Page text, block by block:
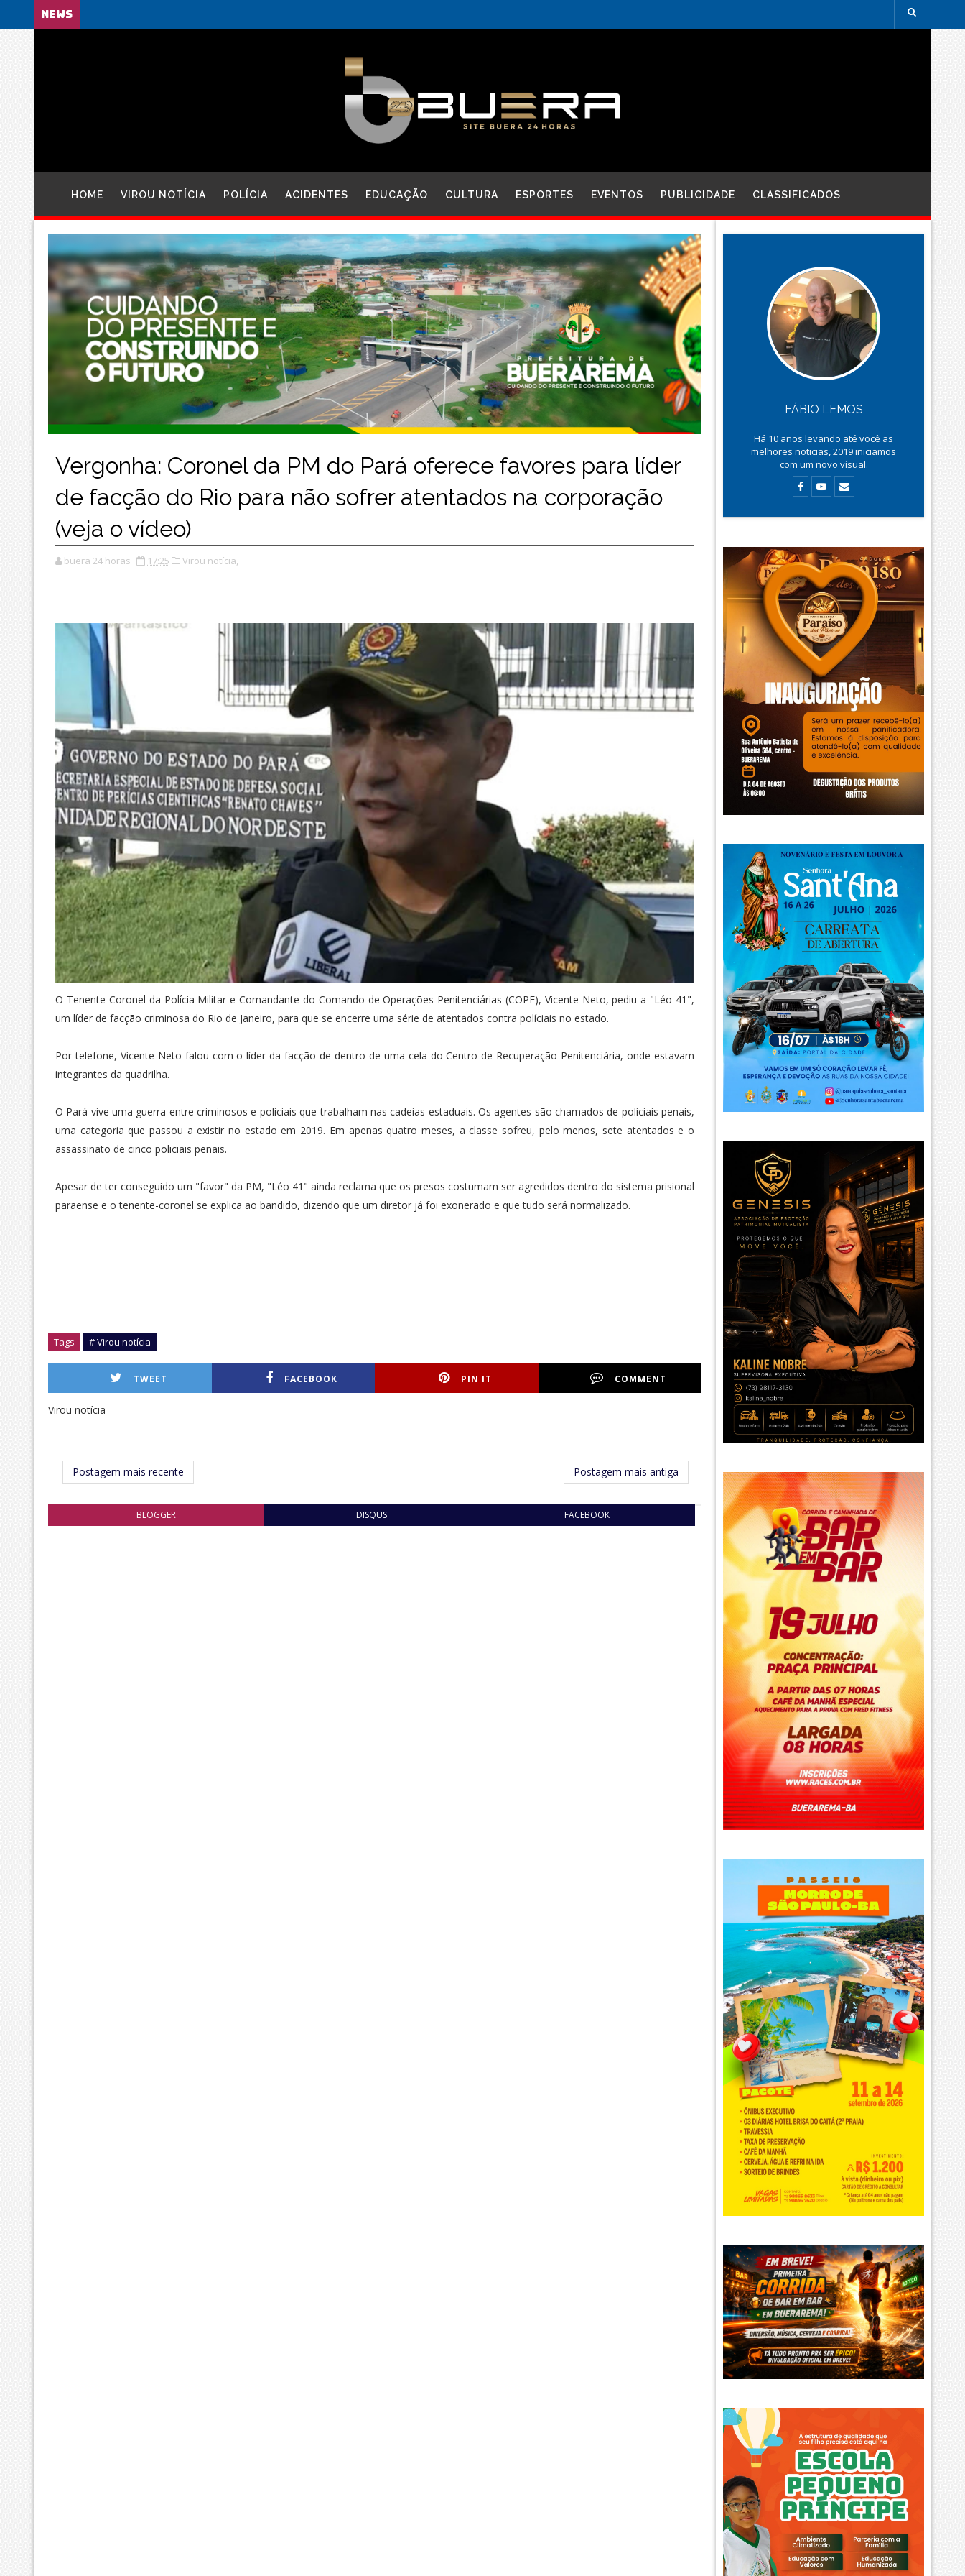
NEWS
HOME VIROU NOTÍCIA POLÍCIA ACIDENTES EDUCAÇÃO CULTURA ESPORTES EVENTOS PUBLICIDADE CLASSIFICADOS
Vergonha: Coronel da PM do Pará oferece favores para líder
de facção do Rio para não sofrer atentados na corporação
(veja o vídeo)
buera 24 horas 17:25 Virou notícia,
O Tenente-Coronel da Polícia Militar e Comandante do Comando de Operações Penitenciárias (COPE), Vicente Neto, pediu a "Léo 41",
um líder de facção criminosa do Rio de Janeiro, para que se encerre uma série de atentados contra políciais no estado.
Por telefone, Vicente Neto falou com o líder da facção de dentro de uma cela do Centro de Recuperação Penitenciária, onde estavam
integrantes da quadrilha.
O Pará vive uma guerra entre criminosos e policiais que trabalham nas cadeias estaduais. Os agentes são chamados de políciais penais,
uma categoria que passou a existir no estado em 2019. Em apenas quatro meses, a classe sofreu, pelo menos, sete atentados e o
assassinato de cinco policiais penais.
Apesar de ter conseguido um "favor" da PM, "Léo 41" ainda reclama que os presos costumam ser agredidos dentro do sistema prisional
paraense e o tenente-coronel se explica ao bandido, dizendo que um diretor já foi exonerado e que tudo será normalizado.
Tags # Virou notícia
TWEET FACEBOOK PIN IT COMMENT
Virou notícia
Postagem mais recente Postagem mais antiga
BLOGGER DISQUS FACEBOOK
FÁBIO LEMOS
Há 10 anos levando até você as
melhores noticias, 2019 iniciamos
com um novo visual.